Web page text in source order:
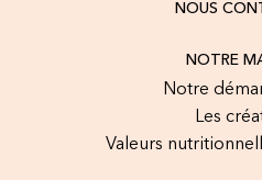
NOUS
NOTRE
Notre
Les
Valeurs